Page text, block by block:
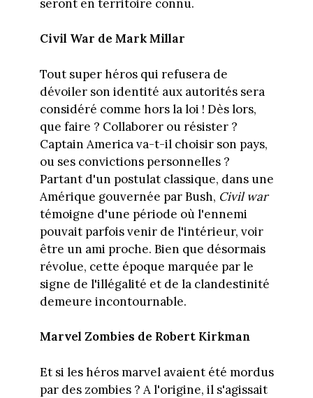
seront en territoire connu.
Civil War de Mark Millar
Tout super héros qui refusera de
dévoiler son identité aux autorités sera
considéré comme hors la loi ! Dès lors,
que faire ? Collaborer ou résister ?
Captain America va-t-il choisir son pays,
ou ses convictions personnelles ?
Partant d'un postulat classique, dans une
Amérique gouvernée par Bush, Civil war
témoigne d'une période où l'ennemi
pouvait parfois venir de l'intérieur, voir
être un ami proche. Bien que désormais
révolue, cette époque marquée par le
signe de l'illégalité et de la clandestinité
demeure incontournable.
Marvel Zombies de Robert Kirkman
Et si les héros marvel avaient été mordus
par des zombies ? A l'origine, il s'agissait